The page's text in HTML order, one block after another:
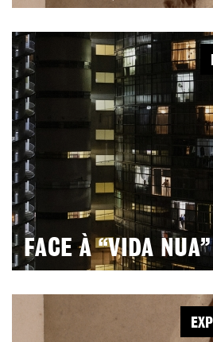
FACE À “VIDA NUA”